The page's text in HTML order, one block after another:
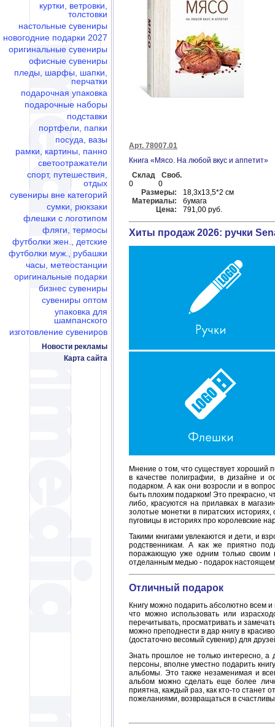
куртки, ветровки,
толстовки
настольные сувениры
новогодние подарки 2027
оригинальные сувениры
офисные сувениры
пледы, шарфы, шапки,
перчатки
подарочная упаковка
подарочные наборы
подставки
портфели, папки
посуда, вазы
рамки, картины, панно
светоотражатели
спорт, путешествия,
отдых
сувениры вне категорий
сумки, рюкзаки
флешки c логотипом
фляги, термосы
футболки жен., детские
футболки муж., рубашки
часы, метеостанции
оригинальные подарки
бизнес сувениры
сувениры оптом
упаковка для
шампанского
изготовление сувениров
Новости рекламы
Карта сайта
Арт. 78007.01
Книга «Мясо. На любой вкус и аппетит»
Склад
Своб.
0
0
Размеры:
18,3x13,5*2 см
Материалы:
бумага
Цена:
791,00 руб.
Хиты продаж 2026: ручки
Мнение о том, что существует хороший
в качестве полиграфии, в дизайне и
подарком. А как они возросли и в
быть плохим подарком! Это прекрасно,
либо, красуются на прилавках в
золотые монетки в пиратских
пуговицы в историях про королевские
Такими книгами увлекаются и дети, и
родственникам. А как же приятно
поражающую уже одним только своим
отделанным медью - подарок
Отличный подарок
Книгу можно подарить абсолютно всем
что можно использовать или
перечитывать, просматривать и
можно преподнести в дар книгу в
(достаточно весомый сувенир) для
Знать прошлое не только интересно, а
персоны, вполне уместно подарить
альбомы. Это также незаменимая и
альбом можно сделать еще более
приятна, каждый раз, как кто-то станет
пожеланиями, возвращаться в